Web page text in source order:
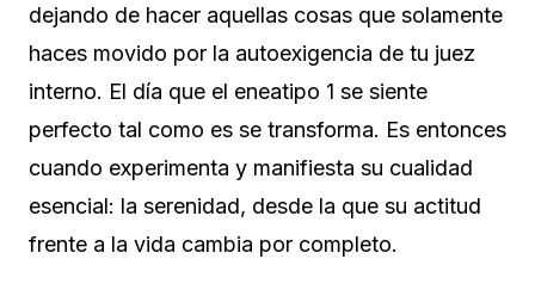
dejando de hacer aquellas cosas que solamente
haces movido por la autoexigencia de tu juez
interno. El día que el eneatipo 1 se siente
perfecto tal como es se transforma. Es entonces
cuando experimenta y manifiesta su cualidad
esencial: la serenidad, desde la que su actitud
frente a la vida cambia por completo.